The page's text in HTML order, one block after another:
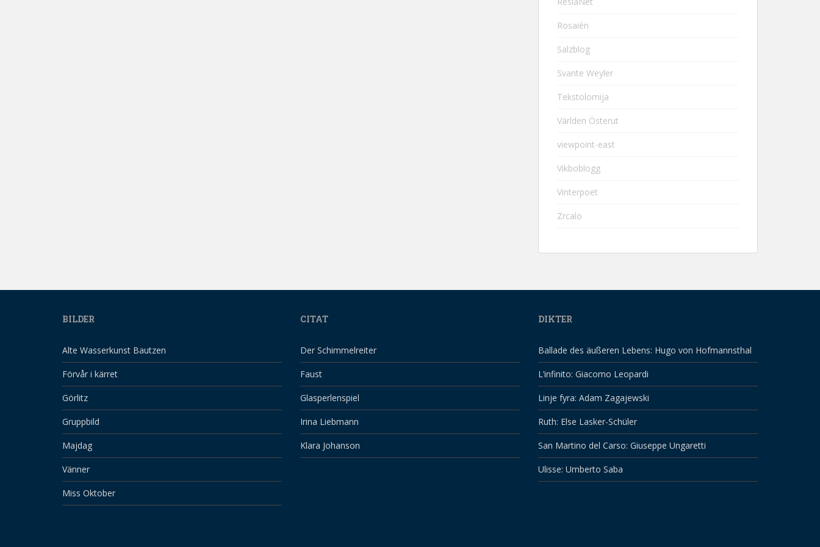
Rosaièn
Salzblog
Svante Weyler
Tekstolomija
Världen Österut
viewpoint-east
Vikboblogg
Vinterpoet
Zrcalo
BILDER
Alte Wasserkunst Bautzen
Förvår i kärret
Görlitz
Gruppbild
Majdag
Vänner
Miss Oktober
CITAT
Der Schimmelreiter
Faust
Glasperlenspiel
Irina Liebmann
Klara Johanson
DIKTER
Ballade des äußeren Lebens: Hugo von Hofmannsthal
L’infinito: Giacomo Leopardi
Linje fyra: Adam Zagajewski
Ruth: Else Lasker-Schüler
San Martino del Carso: Giuseppe Ungaretti
Ulisse: Umberto Saba